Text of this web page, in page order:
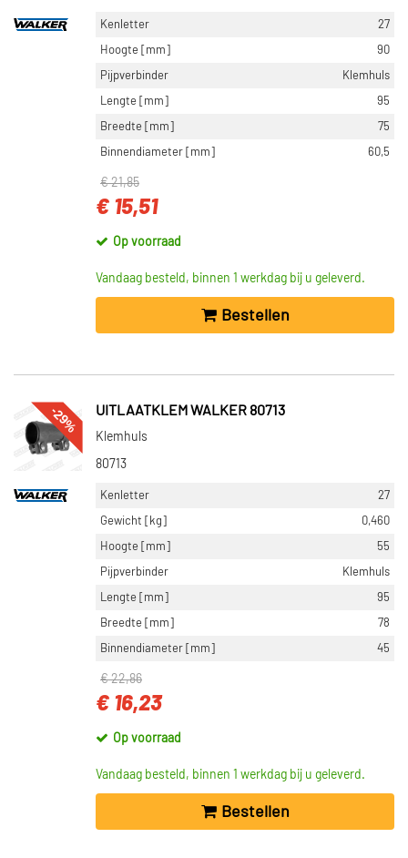
Kenletter
27
Hoogte [mm]
90
Pijpverbinder
Klemhuls
Lengte [mm]
95
Breedte [mm]
75
Binnendiameter [mm]
60,5
€ 21,85
€ 15,51
Op voorraad
Vandaag besteld, binnen 1 werkdag bij u geleverd.
Bestellen
-29% UITLAATKLEM WALKER 80713
Klemhuls
80713
Kenletter
27
Gewicht [kg]
0,460
Hoogte [mm]
55
Pijpverbinder
Klemhuls
Lengte [mm]
95
Breedte [mm]
78
Binnendiameter [mm]
45
€ 22,86
€ 16,23
Op voorraad
Vandaag besteld, binnen 1 werkdag bij u geleverd.
Bestellen